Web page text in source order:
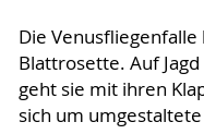
Die
Blattrosette. Auf
geht sie mit ihren
sich um